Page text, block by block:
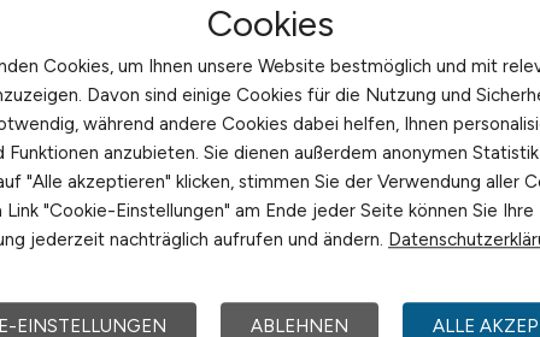
schalten
über
Faktor, wenn es darum geht, technische
ihre Wirkung, wenn sie zielgerichtet erfolgt.
benötigen ein Umfeld, in dem ihre
dort erscheint, wo Führungskräfte mit technischem
Portal ermöglicht genau diese Form der
sondern als relevant wahrgenommen. Dieser
oder weiterziehen.
Cookies
Cookies, um Ihnen unsere Website bestmöglich und mit
Davon sind einige Cookies für die Nutzung und
während andere Cookies dabei helfen, Ihnen
Funktionen anzubieten. Sie dienen außerdem anonymen
"Alle akzeptieren" klicken, stimmen Sie der Verwendung aller
"Cookie-Einstellungen" am Ende jeder Seite können Sie Ihre
jederzeit nachträglich aufrufen und ändern.
EINSTELLUNGEN ABLEHNEN ALLE